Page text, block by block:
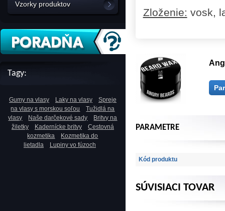
Vzorky produktov
Tagy:
Gumy na vlasy Laky na vlasy
Spreje
na vlasy s morskou soľou
Tužidlá na
vlasy
Naše darčekové sady
Britvy na
žiletky
Kadernícke britvy
Cestovná
kozmetika
Kozmetika do
lietadla
Lupiny vo fúzoch
Zloženie: vosk,
PARAMETRE
Kód produktu
SÚVISIACI TOVAR